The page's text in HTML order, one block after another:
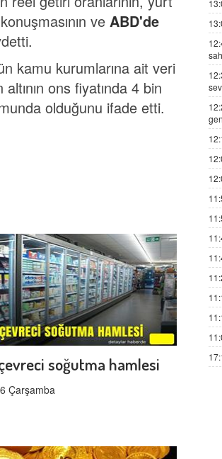
ve ABD'de
kamu kurumlarına ait veri
ons fiyatında 4 bin
olduğunu ifade etti.
çevreci soğutma hamlesi
Çarşamba